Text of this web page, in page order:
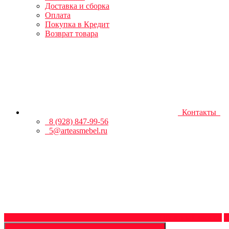
Доставка и сборка
Оплата
Покупка в Кредит
Возврат товара
Контакты
8 (928) 847-99-56
5@arteasmebel.ru